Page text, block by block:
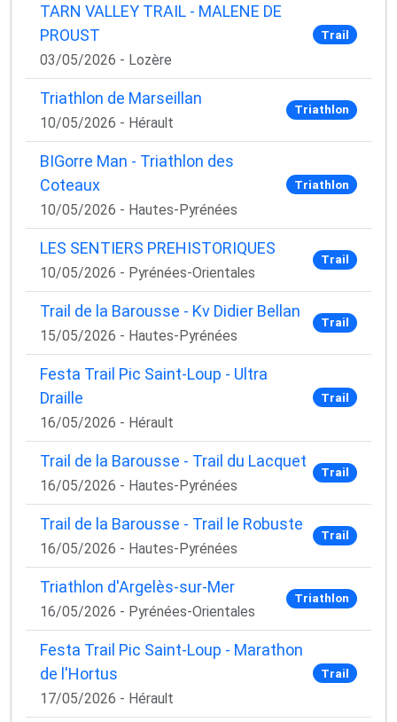
TARN VALLEY TRAIL - MALENE DE
PROUST
03/05/2026 - Lozère
Trail
Triathlon de Marseillan
10/05/2026 - Hérault
Triathlon
BIGorre Man - Triathlon des
Coteaux
10/05/2026 - Hautes-Pyrénées
Triathlon
LES SENTIERS PREHISTORIQUES
10/05/2026 - Pyrénées-Orientales
Trail
Trail de la Barousse - Kv Didier Bellan
15/05/2026 - Hautes-Pyrénées
Trail
Festa Trail Pic Saint-Loup - Ultra
Draille
16/05/2026 - Hérault
Trail
Trail de la Barousse - Trail du Lacquet
16/05/2026 - Hautes-Pyrénées
Trail
Trail de la Barousse - Trail le Robuste
16/05/2026 - Hautes-Pyrénées
Trail
Triathlon d'Argelès-sur-Mer
16/05/2026 - Pyrénées-Orientales
Triathlon
Festa Trail Pic Saint-Loup - Marathon
de l'Hortus
17/05/2026 - Hérault
Trail